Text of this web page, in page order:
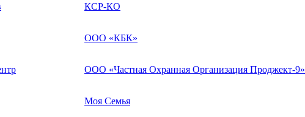
КСР-КО
ООО «КБК»
ООО «Частная Охранная Организация Проджект-9»
Моя Семья